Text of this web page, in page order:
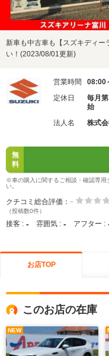
新車も中古車も【スズキディー
い！(2023/08/01更新)
営業時間
08:00
定休日
毎月
始
法人名
株式
無
料
※車の購入に関するご相談・確認専用
い。
クチコミ総合評価： -
（投稿数0件）
接客 : - 雰囲気 : - アフター :
お店TOP
このお店の在庫
NEW